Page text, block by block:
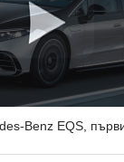
Benz EQS,